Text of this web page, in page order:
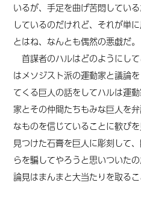
いるが、手足を曲げ苦悶してい
しているのだけれど、それが単
とはね、なんとも偶然の悪戯だ。
首謀者のハルはどのようにし
はメソジスト派の運動家と議論
てくる巨人の話をしてハルは運
家とその仲間たちもみな巨人を
なものを信じていることに歓び
見つけた石膏を巨人に彫刻して
らを騙してやろうと思いついた
論見はまんまと大当たりを取るこ